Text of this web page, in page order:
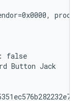
false
Button Jack